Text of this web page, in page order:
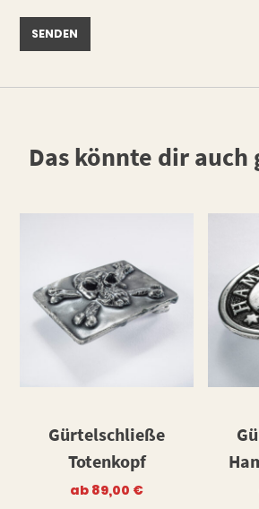
Das könnte dir
Gürtelschließe
Totenkopf
ab 89,00 €